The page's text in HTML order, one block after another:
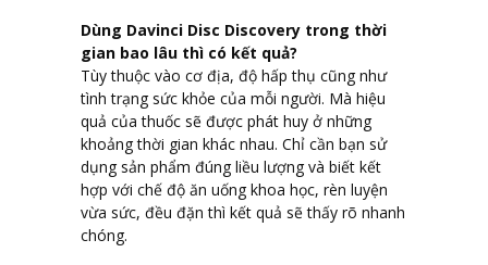
Dùng Davinci Disc Discovery trong thời
gian bao lâu thì có kết quả?
Tùy thuộc vào cơ địa, độ hấp thụ cũng như
tình trạng sức khỏe của mỗi người. Mà hiệu
quả của thuốc sẽ được phát huy ở những
khoảng thời gian khác nhau. Chỉ cần bạn sử
dụng sản phẩm đúng liều lượng và biết kết
hợp với chế độ ăn uống khoa học, rèn luyện
vừa sức, đều đặn thì kết quả sẽ thấy rõ nhanh
chóng.